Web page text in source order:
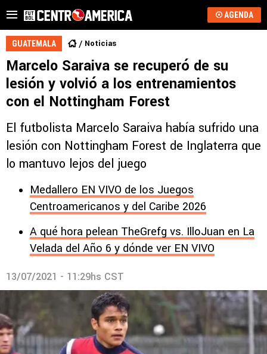
AGENDA
GUATEMALA Noticias
Marcelo Saraiva se recuperó de su
lesión y volvió a los entrenamientos
con el Nottingham Forest
El futbolista Marcelo Saraiva había sufrido una
lesión con Nottingham Forest de Inglaterra que
lo mantuvo lejos del juego
Medallero EN VIVO de los Juegos
Centroamericanos y del Caribe 2026
A qué hora pelean TheGrefg vs. IlloJuan en La
Velada del Año 6 y dónde ver EN VIVO
13/07/2021 - 11:29hs CST